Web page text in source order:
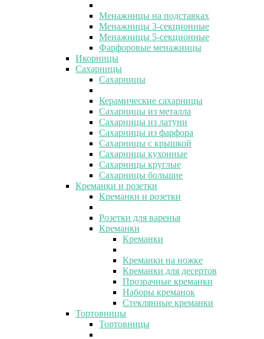
Менажницы на подставках
Менажницы 3-секционные
Менажницы 5-секционные
Фарфоровые менажницы
Икорницы
Сахарницы
Сахарницы
Керамические сахарницы
Сахарницы из металла
Сахарницы из латуни
Сахарницы из фарфора
Сахарницы с крышкой
Сахарницы кухонные
Сахарницы круглые
Сахарницы большие
Креманки и розетки
Креманки и розетки
Розетки для варенья
Креманки
Креманки
Креманки на ножке
Креманки для десертов
Прозрачные креманки
Наборы креманок
Стеклянные креманки
Тортовницы
Тортовницы